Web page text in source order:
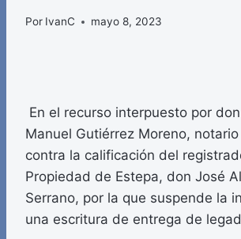
Por IvanC mayo 8, 2023
En el recurso interpuesto por
Manuel Gutiérrez Moreno,
contra la calificación del
Propiedad de Estepa, don José
Serrano, por la que suspende la
una escritura de entrega de